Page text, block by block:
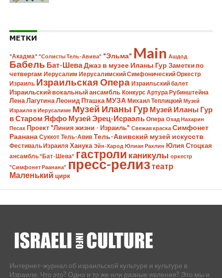
МЕТКИ
"Акадма" "Солисты Тель-Авива" "Эльма" Main Ашдод
Бабель Бат-ШеваДжаз в музее Иланы Гур Заметки по
четвергам Иерусалим Иерусалимский Симфонический Оркестр
Израиль Израильская Опера Израильский балет
Израильский вокальный ансамбль Конкурс Артура Рубинштейна
Лена Лагутина Леонид Пташка МУЗА Михаил Теплицкий Музей
Израиля в Иерусалиме Музей Иланы Гур Музей Иланы Гур
в Старом Яффо Музей Эрец-Исраэль Опера Охад Нахарин
Песах Проект "Линия жизни - Израиль" Свежая краска Симфонет
Раанана Суккот Тель-Авив Тель-Авивский музей искусств
Фестиваль Израиля Ханука Эйн-Харод Юлиан Рахлин Юлия Стоцкая
ансамбль "Бат-Шева" гастроли каникулы оркестр
"Симфонет Раанана" пресс-релизтеатр
Маленький цирк
Интернет-журнал об израильской культуре и культуре в
Израиле. Что это? Одно и то же или разные явления? Это мы и